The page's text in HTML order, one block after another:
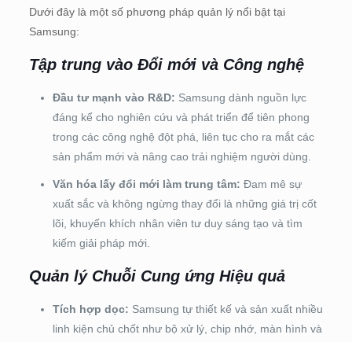
Dưới đây là một số phương pháp quản lý nổi bật tại
Samsung:
Tập trung vào Đổi mới và Công nghệ
Đầu tư mạnh vào R&D: Samsung dành nguồn lực
đáng kể cho nghiên cứu và phát triển để tiên phong
trong các công nghệ đột phá, liên tục cho ra mắt các
sản phẩm mới và nâng cao trải nghiệm người dùng.
Văn hóa lấy đổi mới làm trung tâm: Đam mê sự
xuất sắc và không ngừng thay đổi là những giá trị cốt
lõi, khuyến khích nhân viên tư duy sáng tạo và tìm
kiếm giải pháp mới.
Quản lý Chuỗi Cung ứng Hiệu quả
Tích hợp dọc: Samsung tự thiết kế và sản xuất nhiều
linh kiện chủ chốt như bộ xử lý, chip nhớ, màn hình và